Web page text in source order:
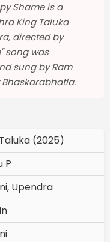
Shame is a
King Taluka
directed by
song was
sung by Ram
(2025)
P
Upendra